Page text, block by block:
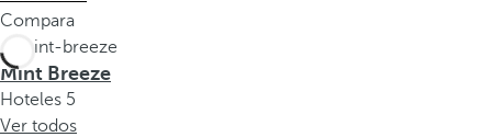
Compara
Mint Breeze
Hoteles 5
Ver todos